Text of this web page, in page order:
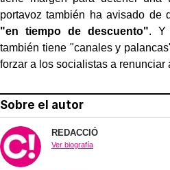
portavoz también ha avisado de
"en tiempo de descuento". Y
también tiene "canales y
forzar a los socialistas a renunciar
Sobre el autor
REDACCIÓ
Ver biografía